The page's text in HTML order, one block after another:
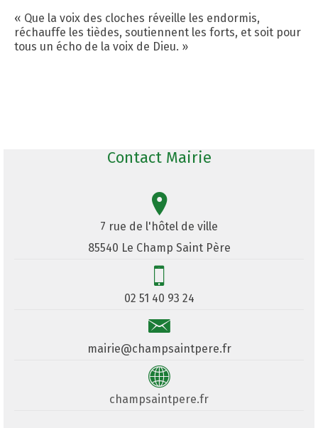
« Que la voix des cloches réveille les endormis,
réchauffe les tièdes, soutiennent les forts, et soit pour
tous un écho de la voix de Dieu. »
Contact Mairie
7 rue de l'hôtel de ville
85540 Le Champ Saint Père
02 51 40 93 24
mairie@champsaintpere.fr
champsaintpere.fr